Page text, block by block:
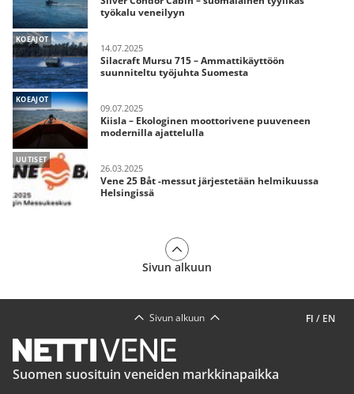
työkalu veneilyyn
KOEAJOT
14.07.2025
Silacraft Mursu 715 – Ammattikäyttöön
suunniteltu työjuhta Suomesta
KOEAJOT
09.07.2025
Kiisla – Ekologinen moottorivene puuveneen
modernilla ajattelulla
UUTISET
26.03.2025
Vene 25 Båt -messut järjestetään helmikuussa
Helsingissä
Sivun alkuun
FI / EN
Sivun alkuun
Suomen suosituin veneiden markkinapaikka